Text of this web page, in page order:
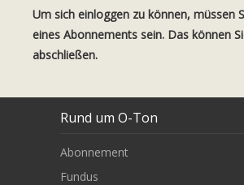
Um sich einloggen zu können, müssen
eines Abonnements sein. Das können
abschließen.
Rund um O-Ton
Abonnement
Fundus